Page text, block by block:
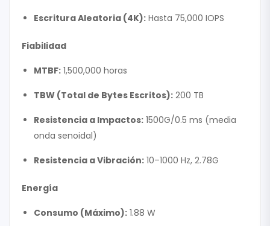
Escritura Aleatoria (4K): Hasta 75,000 IOPS
Fiabilidad
MTBF: 1,500,000 horas
TBW (Total de Bytes Escritos): 200 TB
Resistencia a Impactos: 1500G/0.5 ms (media
onda senoidal)
Resistencia a Vibración: 10–1000 Hz, 2.78G
Energía
Consumo (Máximo): 1.88 W